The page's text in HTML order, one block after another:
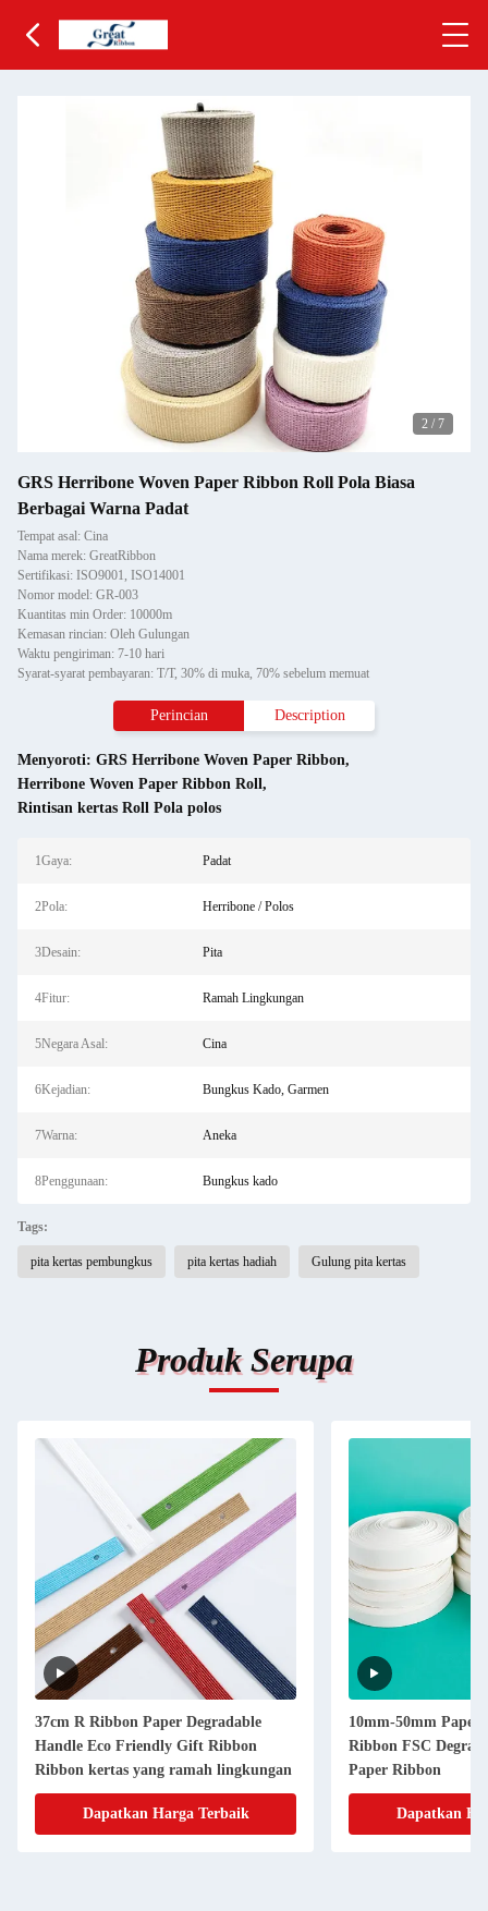
2 / 7
GRS Herribone Woven Paper Ribbon Roll Pola Biasa
Berbagai Warna Padat
Tempat asal: Cina
Nama merek: GreatRibbon
Sertifikasi: ISO9001, ISO14001
Nomor model: GR-003
Kuantitas min Order: 10000m
Kemasan rincian: Oleh Gulungan
Waktu pengiriman: 7-10 hari
Syarat-syarat pembayaran: T/T, 30% di muka, 70% sebelum memuat
Perincian Description
Menyoroti: GRS Herribone Woven Paper Ribbon,
Herribone Woven Paper Ribbon Roll,
Rintisan kertas Roll Pola polos
1Gaya: Padat
2Pola: Herribone / Polos
3Desain: Pita
4Fitur: Ramah Lingkungan
5Negara Asal: Cina
6Kejadian: Bungkus Kado, Garmen
7Warna: Aneka
8Penggunaan: Bungkus kado
Tags:
pita kertas pembungkus pita kertas hadiah Gulung pita kertas
Produk Serupa
37cm R Ribbon Paper Degradable
Handle Eco Friendly Gift Ribbon
Ribbon kertas yang ramah lingkungan
Dapatkan Harga Terbaik
10mm-50mm
Ribbon FSC
Paper Ribbon
Dapatkan